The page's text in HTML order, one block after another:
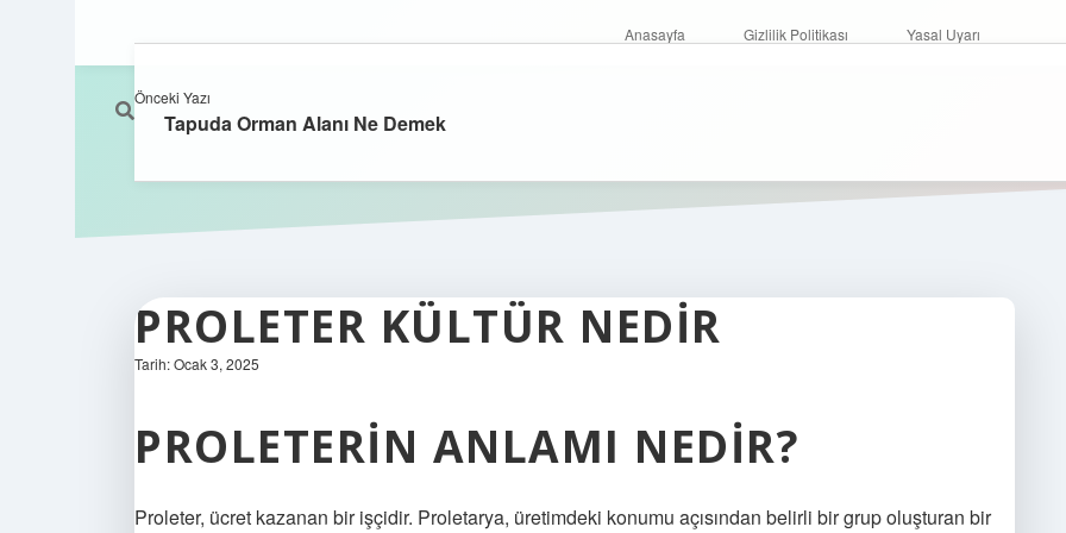
Anasayfa Gizlilik Politikası Yasal Uyarı
PROLETER KÜLTÜR NEDIR
Tarih: Ocak 3, 2025
PROLETERIN ANLAMI NEDIR?
Proleter, ücret kazanan bir işçidir. Proletarya, üretimdeki konumu açısından belirli bir grup oluşturan bir
Önceki Yazı
Tapuda Orman Alanı Ne Demek